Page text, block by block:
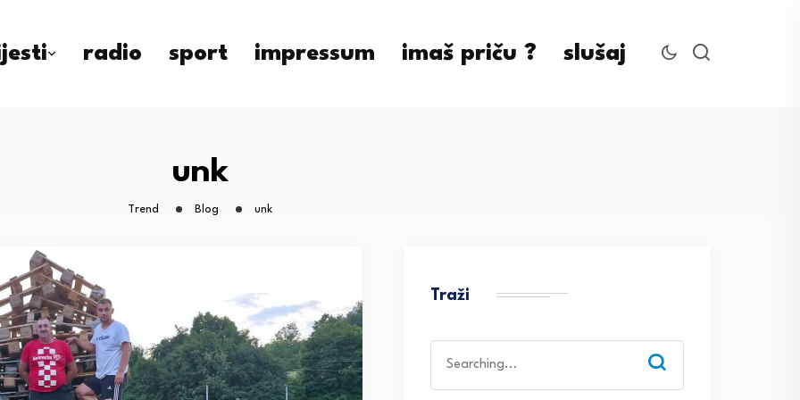
radio sport impressum imaš priču ? slušaj
unk
Trend Blog unk
Traži
for: